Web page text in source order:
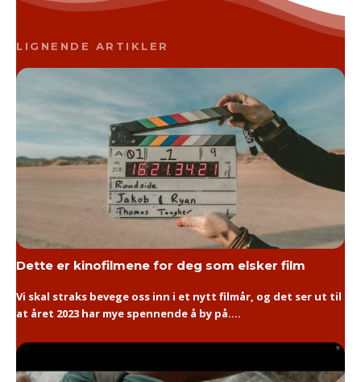
LIGNENDE ARTIKLER
Dette er kinofilmene for deg som elsker film
Vi skal straks bevege oss inn i et nytt filmår, og det ser ut til
at året 2023 har mye spennende å by på....